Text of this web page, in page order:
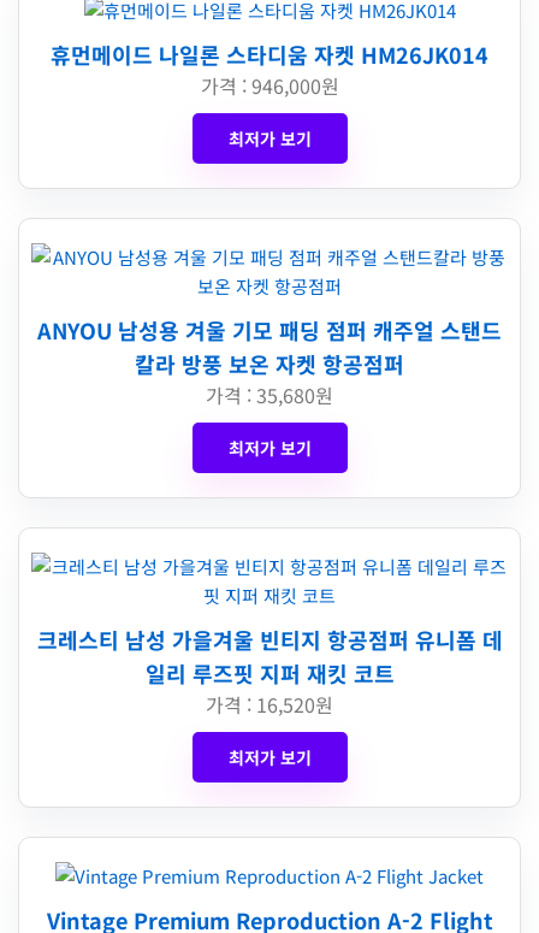
휴먼메이드 나일론 스타디움 자켓 HM26JK014
가격 : 946,000원
최저가 보기
ANYOU 남성용 겨울 기모 패딩 점퍼 캐주얼 스탠드
칼라 방풍 보온 자켓 항공점퍼
가격 : 35,680원
최저가 보기
크레스티 남성 가을겨울 빈티지 항공점퍼 유니폼 데
일리 루즈핏 지퍼 재킷 코트
가격 : 16,520원
최저가 보기
Vintage Premium Reproduction A-2 Flight